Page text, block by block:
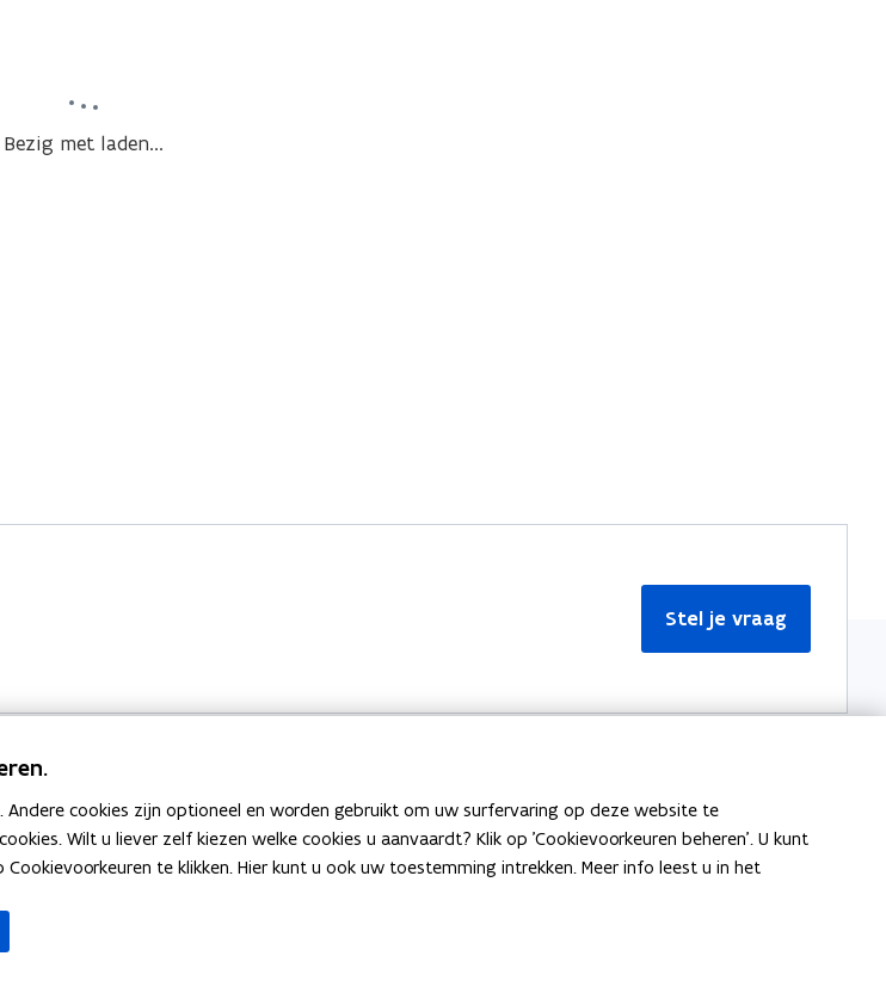
Bezig met laden...
Stel je vraag
Bekijk ook Meer informatie
Over Team Taaladvies
cookies zijn optioneel en worden gebruikt om uw surfervaring op deze website te
Wilt u liever zelf kiezen welke cookies u aanvaardt? Klik op 'Cookievoorkeuren beheren'. U kunt
te klikken. Hier kunt u ook uw toestemming intrekken. Meer info leest u in het